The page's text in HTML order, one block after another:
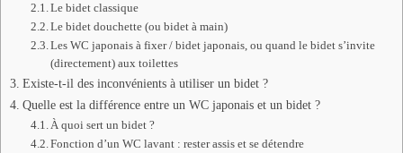
Le bidet classique
Le bidet douchette (ou bidet à main)
Les WC japonais à fixer / bidet japonais, ou quand le bidet s’invite
(directement) aux toilettes
Existe-t-il des inconvénients à utiliser un bidet ?
Quelle est la différence entre un WC japonais et un bidet ?
À quoi sert un bidet ?
Fonction d’un WC lavant : rester assis et se détendre